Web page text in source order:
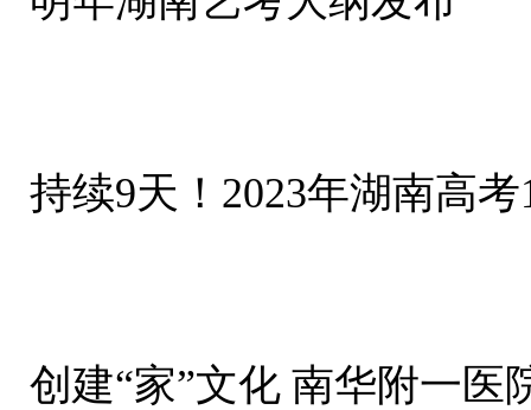
持续9天！2023年湖南高
创建“家”文化 南华附一医